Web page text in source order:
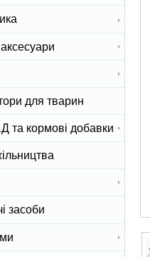
для тварин
та кормові добавки
засоби